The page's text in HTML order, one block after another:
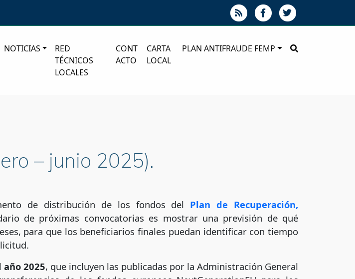
NOTICIAS
RED
TÉCNICOS
LOCALES
CONT
ACTO
CARTA
LOCAL
PLAN ANTIFRAUDE FEMP
– junio 2025).
de distribución de los fondos del Plan de Recuperación,
de próximas convocatorias es mostrar una previsión de qué
para que los beneficiarios finales puedan identificar con tiempo
2025, que incluyen las publicadas por la Administración General